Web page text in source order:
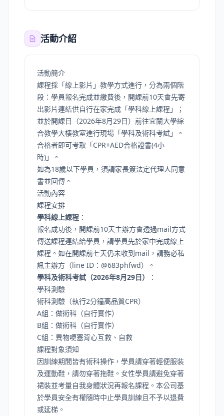
活動介紹
活動簡介
課程採「線上影片」教學方式進行，分為兩個階
段：學員報名完成並繳費後，開課前10天會先寄
出影片連結供自行在家完成「學科線上課程」；
並於開課日（2026年8月29日）前往宜蘭大學綜
合教學大樓教室進行現場「學科及術科考試」。
合格者即可考取「CPR+AED合格證書(4小
時)」。
如為18歲以下學員，須請家長簽法定代理人同意
書並回傳。
活動內容
課程安排
學科線上課程 ：
報名成功後，開課前10天主辦方會透過mail方式
傳送課程連結給學員，請學員先於家中完成線上
課程。如在開課前七天仍未收到mail，請務必私
訊主辦方（line ID：@683phfwd）。
學科及術科考試（2026年8月29日）
：
學科測驗
術科測驗（執行2分鐘高品質CPR）
A組：做術科（自行實作）
B組：做術科（自行實作）
C組：異物哽塞背心互救、自救
課程對象須知
因訓練期間皆有術科操作，學員請穿著輕便服裝
及運動鞋，請勿穿著拖鞋。女性學員請避免穿著
裙裝並考量自我身體狀況再報名課程。本公司基
於學員安全有權隨時中止學員訓練且不予以退費
或延梯。